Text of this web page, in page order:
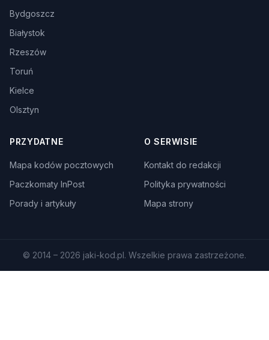
Bydgoszcz
Białystok
Rzeszów
Toruń
Kielce
Olsztyn
PRZYDATNE
Mapa kodów pocztowych
Paczkomaty InPost
Porady i artykuły
O SERWISIE
Kontakt do redakcji
Polityka prywatności
Mapa strony
© 2014 – 2026 jaki-kod.pl. Wszelkie prawa zastrzeżone.